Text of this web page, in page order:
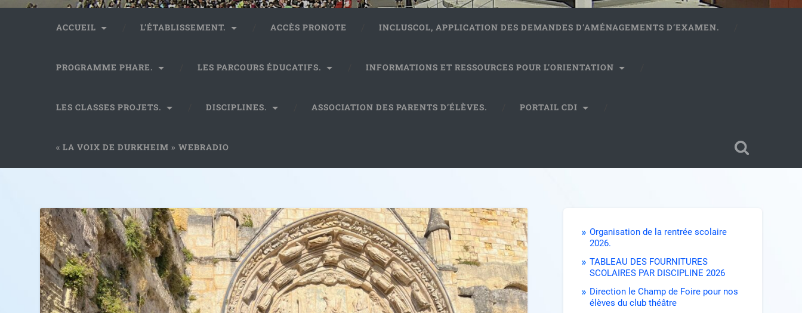
ACCUEIL L’ÉTABLISSEMENT. ACCÈS PRONOTE INCLUSCOL, APPLICATION DES DEMANDES D’AMÉNAGEMENTS D’EXAMEN.
PROGRAMME PHARE. LES PARCOURS ÉDUCATIFS. INFORMATIONS ET RESSOURCES POUR L’ORIENTATION
LES CLASSES PROJETS. DISCIPLINES. ASSOCIATION DES PARENTS D’ÉLÈVES. PORTAIL CDI
« LA VOIX DE DURKHEIM » WEBRADIO
Organisation de la rentrée scolaire
2026.
TABLEAU DES FOURNITURES
SCOLAIRES PAR DISCIPLINE 2026
Direction le Champ de Foire pour nos
élèves du club théâtre